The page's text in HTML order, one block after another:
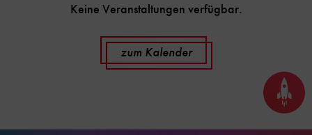
Keine Veranstaltungen verfügbar.
zum Kalender
Seite
nach
oben